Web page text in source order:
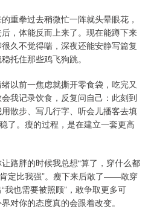
重拳过去稍微忙一阵就头晕眼花，
，体能反而上来了。现在能蹲下来
久不觉得喘，深夜还能安静写篇复
托住那些鸡飞狗跳。
以前一焦虑就撕开零食袋，吃完又
我记录饮食，反复问自己：此刻到
散步、写几行字、听会儿播客去填
了。瘦的过程，是在建立一套更高
路胖的时候我总想“算了，穿什么都
定比我强”。瘦下来后敢了——敢穿
我也需要被照顾”，敢争取更多可
对你的态度真的会跟着改变。